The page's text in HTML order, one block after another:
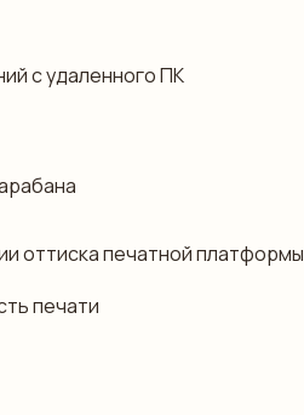
с удаленного ПК
оттиска печатной платформы
печати